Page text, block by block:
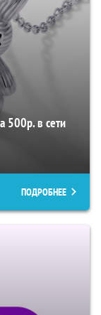
500р. в сети
ПОДРОБНЕЕ